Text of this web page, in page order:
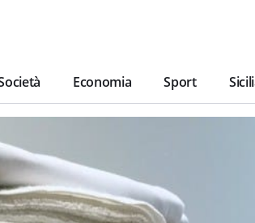
Economia Sport